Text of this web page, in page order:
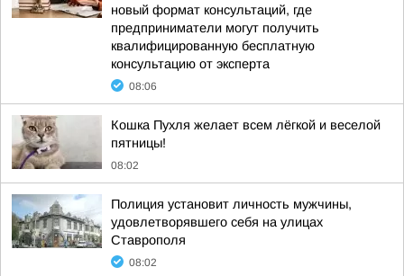
новый формат консультаций, где
предприниматели могут получить
квалифицированную бесплатную
консультацию от эксперта
08:06
Кошка Пухля желает всем лёгкой и веселой
пятницы!
08:02
Полиция установит личность мужчины,
удовлетворявшего себя на улицах
Ставрополя
08:02